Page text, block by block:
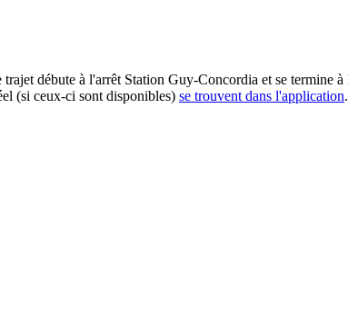
débute à l'arrêt Station Guy-Concordia et se termine
(si ceux-ci sont disponibles) se trouvent dans l'application.